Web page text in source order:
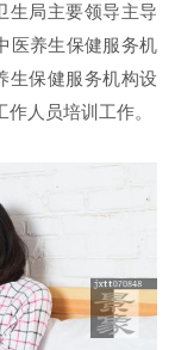
生局主要领导主导
医养生保健服务机
生保健服务机构设
人员培训工作。